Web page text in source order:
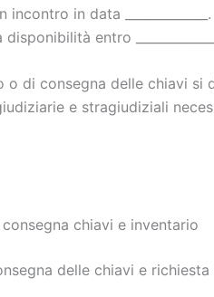
in data
entro
o di consegna delle chiavi
e stragiudiziali
chiavi e inventario
delle chiavi e